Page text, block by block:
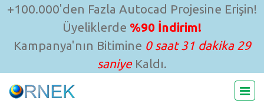
+100.000'den Fazla Autocad Projesine Erişin!
Üyeliklerde %90 İndirim!
Kampanya'nın Bitimine 0 saat 31 dakika 29
saniyeKaldı.